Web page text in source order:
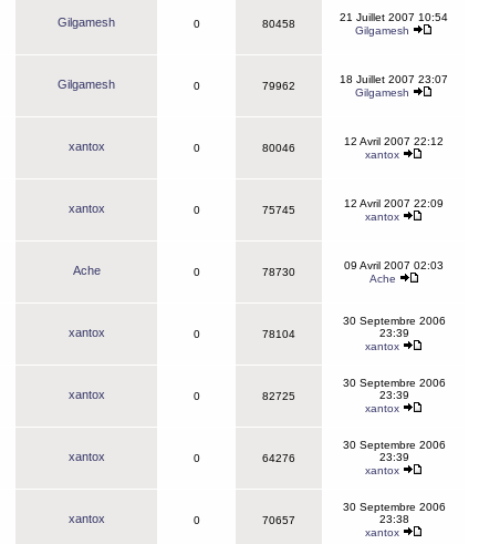
Gilgamesh 0 80458
21 Juillet 2007 10:54
Gilgamesh
Gilgamesh 0 79962
18 Juillet 2007 23:07
Gilgamesh
xantox 0 80046
12 Avril 2007 22:12
xantox
xantox 0 75745
12 Avril 2007 22:09
xantox
Ache 0 78730
09 Avril 2007 02:03
Ache
xantox 0 78104
30 Septembre 2006
23:39
xantox
xantox 0 82725
30 Septembre 2006
23:39
xantox
xantox 0 64276
30 Septembre 2006
23:39
xantox
xantox 0 70657
30 Septembre 2006
23:38
xantox